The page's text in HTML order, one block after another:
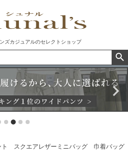
カジュアルのセレクトショップ
ト スクエアレザーミニバッグ 巾着バッグ